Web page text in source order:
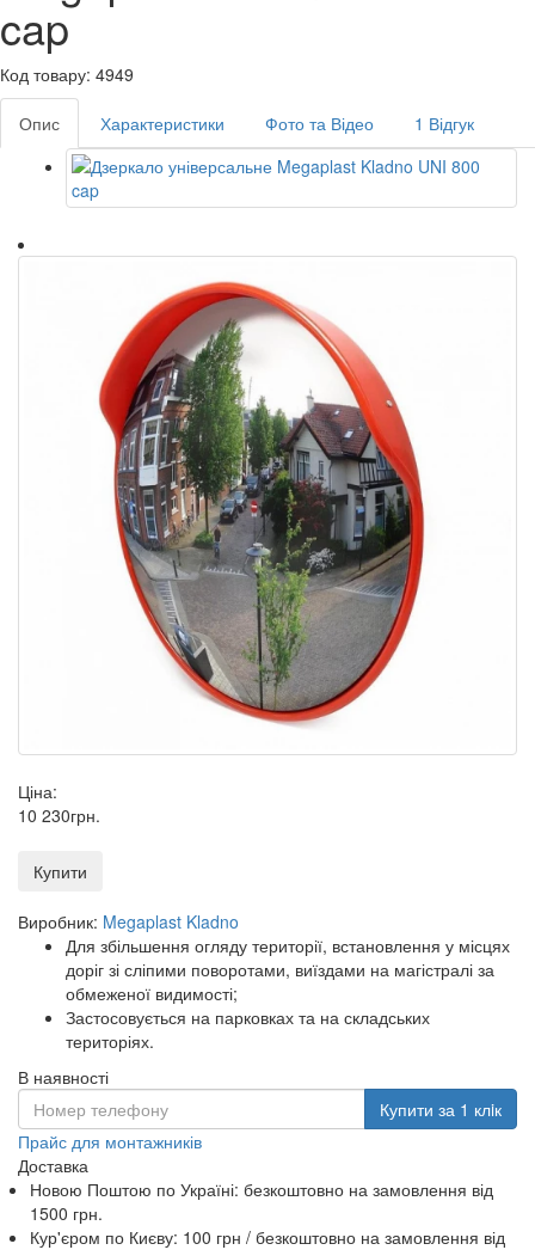
cap
Код товару: 4949
Опис Характеристики Фото та Відео 1 Відгук
Ціна:
10 230грн.
Купити
Виробник: Megaplast Kladno
Для збільшення огляду території, встановлення у місцях
доріг зі сліпими поворотами, виїздами на магістралі за
обмеженої видимості;
Застосовується на парковках та на складських
територіях.
В наявності
Купити за 1 клiк
Прайс для монтажників
Доставка
Новою Поштою по Україні: безкоштовно на замовлення від
1500 грн.
Кур'єром по Києву: 100 грн / безкоштовно на замовлення від